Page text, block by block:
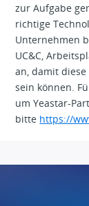
zur Aufgabe
richtige
Unternehmen
UC&C,
an, damit
sein können.
um Yeastar-
bitte https://